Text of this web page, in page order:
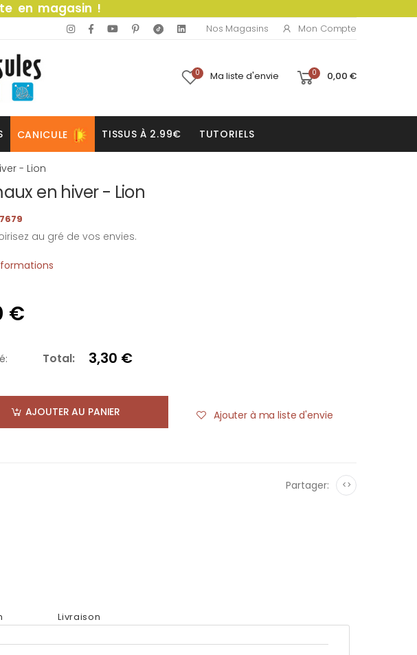
en magasin !
Nos Magasins Mon Compte
0 Ma liste d'envie 0 0,00 €
CANICULE TISSUS À 2.99€ TUTORIELS
- Lion
en hiver - Lion
au gré de vos envies.
€
Total: 3,30 €
AJOUTER AU PANIER Ajouter à ma liste d'envie
Partager: <>
Livraison